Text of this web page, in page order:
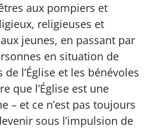
aux pompiers et
religieuses et
jeunes, en passant par
en situation de
l’Église et les bénévoles
que l’Église est une
– et ce n’est pas toujours
sous l’impulsion de